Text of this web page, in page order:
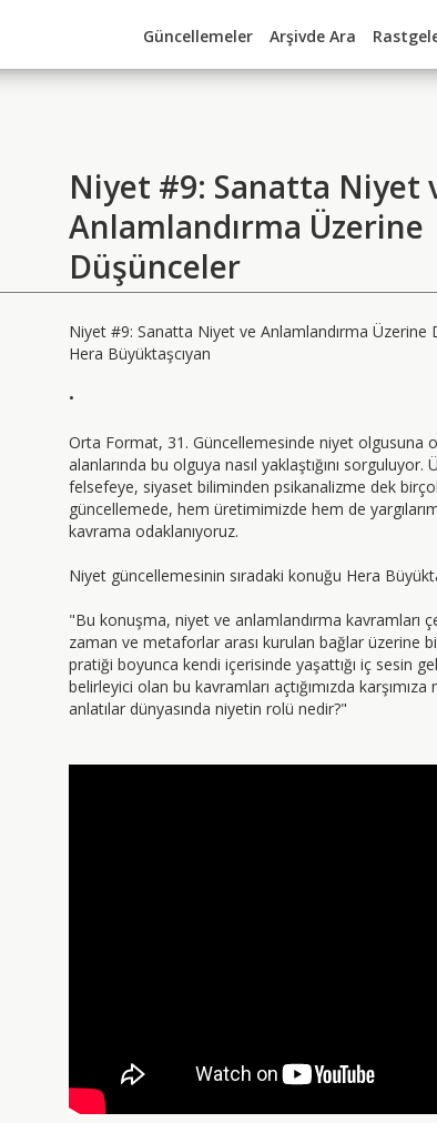
Güncellemeler Arşivde Ara
Niyet #9: Sanatta Niyet
Anlamlandırma Üzerine
Düşünceler
Niyet #9: Sanatta Niyet ve Anlamlandırma Üzerine
Hera Büyüktaşcıyan
•
Orta Format, 31. Güncellemesinde niyet olgusuna
alanlarında bu olguya nasıl yaklaştığını
felsefeye, siyaset biliminden psikanalizme dek
güncellemede, hem üretimimizde hem de
kavrama odaklanıyoruz.
Niyet güncellemesinin sıradaki konuğu Hera
"Bu konuşma, niyet ve anlamlandırma kavramları
zaman ve metaforlar arası kurulan bağlar üzerine
pratiği boyunca kendi içerisinde yaşattığı iç sesin
belirleyici olan bu kavramları açtığımızda
anlatılar dünyasında niyetin rolü nedir?"